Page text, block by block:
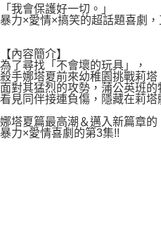
４．使用「AFTEE先享後付」時，將
時審查核予不同之上限額度；若仍有
恩沛科技股份有限公司將有權停止該
國家/地區配送
「我會保護好一切。」
暴力×愛情×搞笑的超話題喜劇，
【內容簡介】
為了尋找「不會壞的玩具」，
殺手娜塔夏前來幼稚園挑戰莉塔
面對其猛烈的攻勢，蒲公英班的
看見同伴接連負傷，隱藏在莉
娜塔夏篇最高潮＆邁入新篇章的
暴力×愛情喜劇的第3集!!